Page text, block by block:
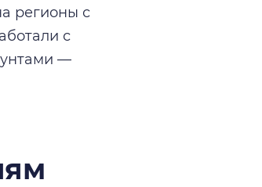
регионы с
с
—